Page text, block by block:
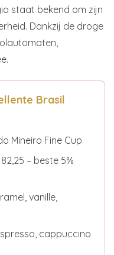
staat bekend om zijn
Dankzij de droge
Brasil
Mineiro Fine Cup
– beste 5%
vanille,
cappuccino